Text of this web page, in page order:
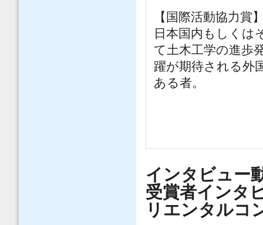
【国際活動協力賞
日本国内もしくは
て土木工学の進歩
躍が期待される外
ある者。
インタビュー
受賞者インタ
リエンタルコ